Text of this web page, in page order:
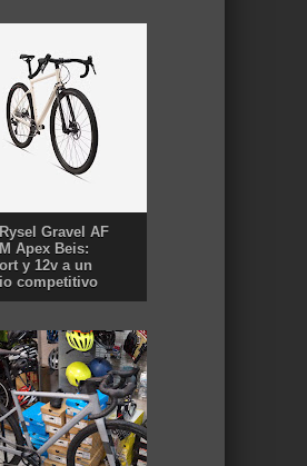
Gravel AF
Apex Beis:
y 12v a un
competitivo